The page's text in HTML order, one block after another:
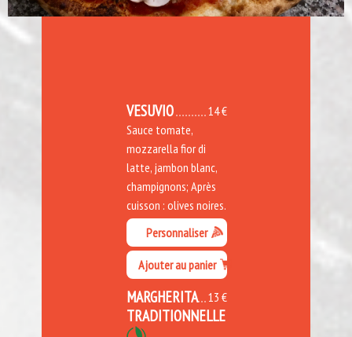
14 €
VESUVIO
Sauce tomate,
mozzarella fior di
latte, jambon blanc,
champignons; Après
cuisson : olives noires.
Personnaliser
Ajouter au panier
13 €
MARGHERITA
TRADITIONNELLE